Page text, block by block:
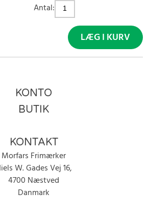
Antal:
LÆG I KURV
KONTO
BUTIK
KONTAKT
Morfars Frimærker
W. Gades Vej 16,
4700 Næstved
Danmark